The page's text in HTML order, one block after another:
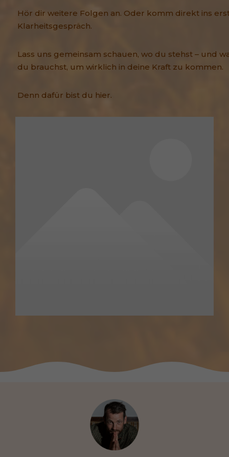
Hör dir weitere Folgen an. Oder komm direkt ins
Klarheitsgespräch.
Lass uns gemeinsam schauen, wo du stehst – und
du brauchst, um wirklich in deine Kraft zu kommen.
Denn dafür bist du hier.